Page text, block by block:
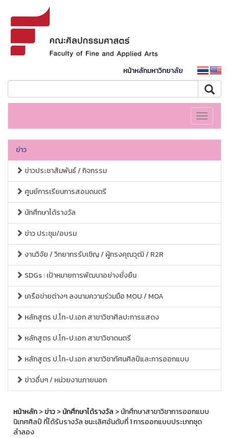
หน้าหลักมหาวิทยาลัย
Toggle
ข่าว
ข่าวประชาสัมพันธ์ / กิจกรรม
ศูนย์การเรียนการสอนดนตรี
นักศึกษาได้รางวัล
ข่าว ประชุม/อบรม
งานวิจัย / วิทยากรรับเชิญ / ผู้ทรงคุณวุฒิ / R2R
SDGs : เป้าหมายการพัฒนาอย่างยั่งยืน
เครือข่ายต่างๆ ลงนามความร่วมมือ MOU / MOA
หลักสูตร ป.โท-ป.เอก สาขาวิชาศิลปะการแสดง
หลักสูตร ป.โท-ป.เอก สาขาวิชาดนตรี
หลักสูตร ป.โท-ป.เอก สาขาวิชาทัศนศิลป์และการออกแบบ
ข่าวอื่นๆ / หน่วยงานภายนอก
หน้าหลัก>ข่าว>นักศึกษาได้รางวัล > นักศึกษาสาขาวิชาการออกแบบ
นิเทศศิลป์ ที่ได้รับรางวัล ชนะเลิศอันดับที่ 1 การออกแบบประเภทชุด
ลำลอง